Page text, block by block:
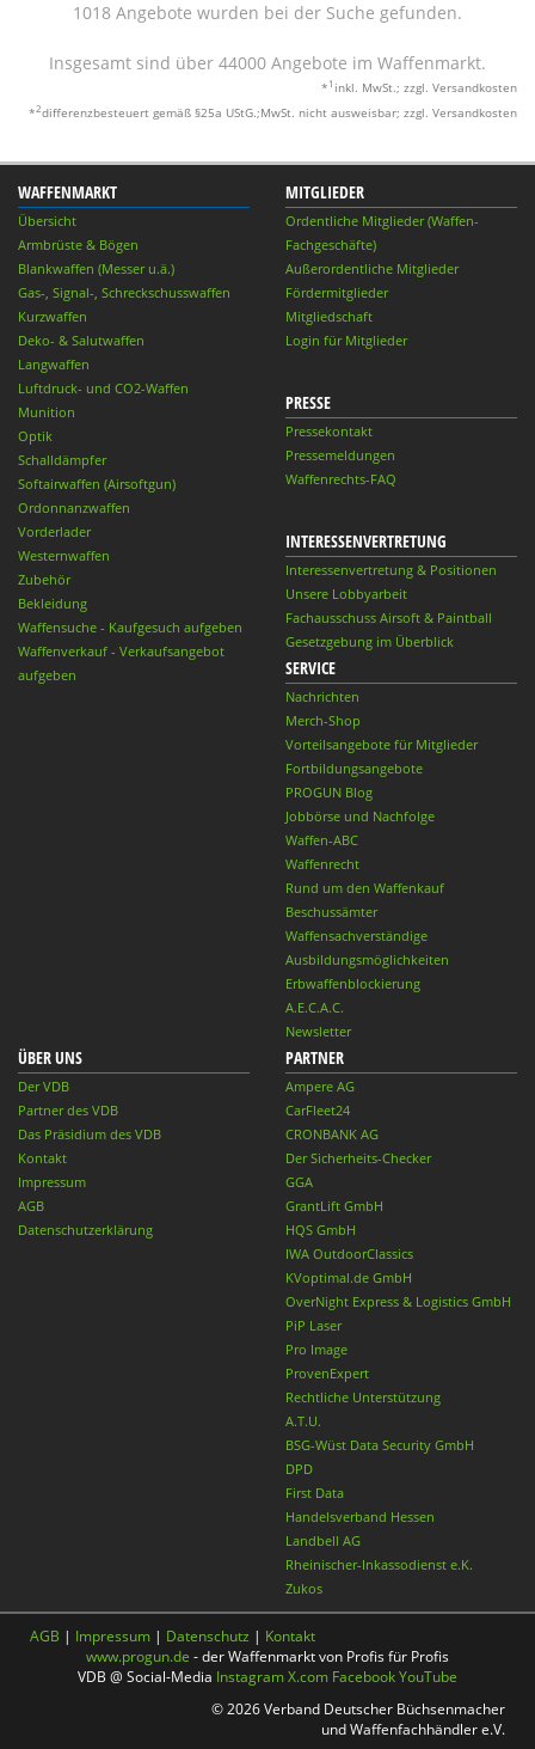
1018 Angebote wurden bei der Suche gefunden.
Insgesamt sind über 44000 Angebote im Waffenmarkt.
* 1 inkl. MwSt.; zzgl. Versandkosten
*2differenzbesteuert gemäß §25a UStG.;MwSt. nicht ausweisbar; zzgl. Versandkosten
WAFFENMARKT
Übersicht
Armbrüste & Bögen
Blankwaffen (Messer u.ä.)
Gas-, Signal-, Schreckschusswaffen
Kurzwaffen
Deko- & Salutwaffen
Langwaffen
Luftdruck- und CO2-Waffen
Munition
Optik
Schalldämpfer
Softairwaffen (Airsoftgun)
Ordonnanzwaffen
Vorderlader
Westernwaffen
Zubehör
Bekleidung
Waffensuche - Kaufgesuch aufgeben
Waffenverkauf - Verkaufsangebot
aufgeben
MITGLIEDER
Ordentliche Mitglieder (Waffen-
Fachgeschäfte)
Außerordentliche Mitglieder
Fördermitglieder
Mitgliedschaft
Login für Mitglieder
PRESSE
Pressekontakt
Pressemeldungen
Waffenrechts-FAQ
INTERESSENVERTRETUNG
Interessenvertretung & Positionen
Unsere Lobbyarbeit
Fachausschuss Airsoft & Paintball
Gesetzgebung im Überblick
SERVICE
Nachrichten
Merch-Shop
Vorteilsangebote für Mitglieder
Fortbildungsangebote
PROGUN Blog
Jobbörse und Nachfolge
Waffen-ABC
Waffenrecht
Rund um den Waffenkauf
Beschussämter
Waffensachverständige
Ausbildungsmöglichkeiten
Erbwaffenblockierung
A.E.C.A.C.
Newsletter
ÜBER UNS
Der VDB
Partner des VDB
Das Präsidium des VDB
Kontakt
Impressum
AGB
Datenschutzerklärung
PARTNER
Ampere AG
CarFleet24
CRONBANK AG
Der Sicherheits-Checker
GGA
GrantLift GmbH
HQS GmbH
IWA OutdoorClassics
KVoptimal.de GmbH
OverNight Express & Logistics GmbH
PiP Laser
Pro Image
ProvenExpert
Rechtliche Unterstützung
A.T.U.
BSG-Wüst Data Security GmbH
DPD
First Data
Handelsverband Hessen
Landbell AG
Rheinischer-Inkassodienst e.K.
Zukos
AGB | Impressum | Datenschutz | Kontakt
www.progun.de - der Waffenmarkt von Profis für Profis
VDB @ Social-Media InstagramX.com FacebookYouTube
© 2026 Verband Deutscher Büchsenmacher
und Waffenfachhändler e.V.